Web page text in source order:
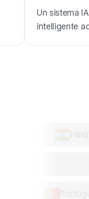
Un sistema
intelligente